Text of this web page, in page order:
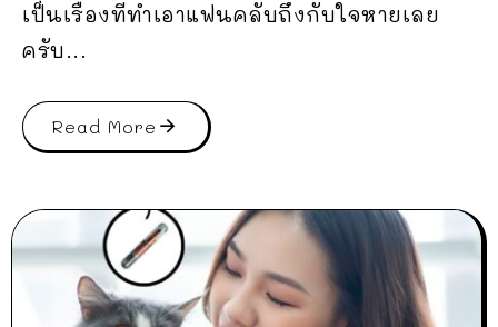
เป็นเรื่องที่ทำเอาแฟนคลับถึงกับใจหายเลย
ครับ...
Read More